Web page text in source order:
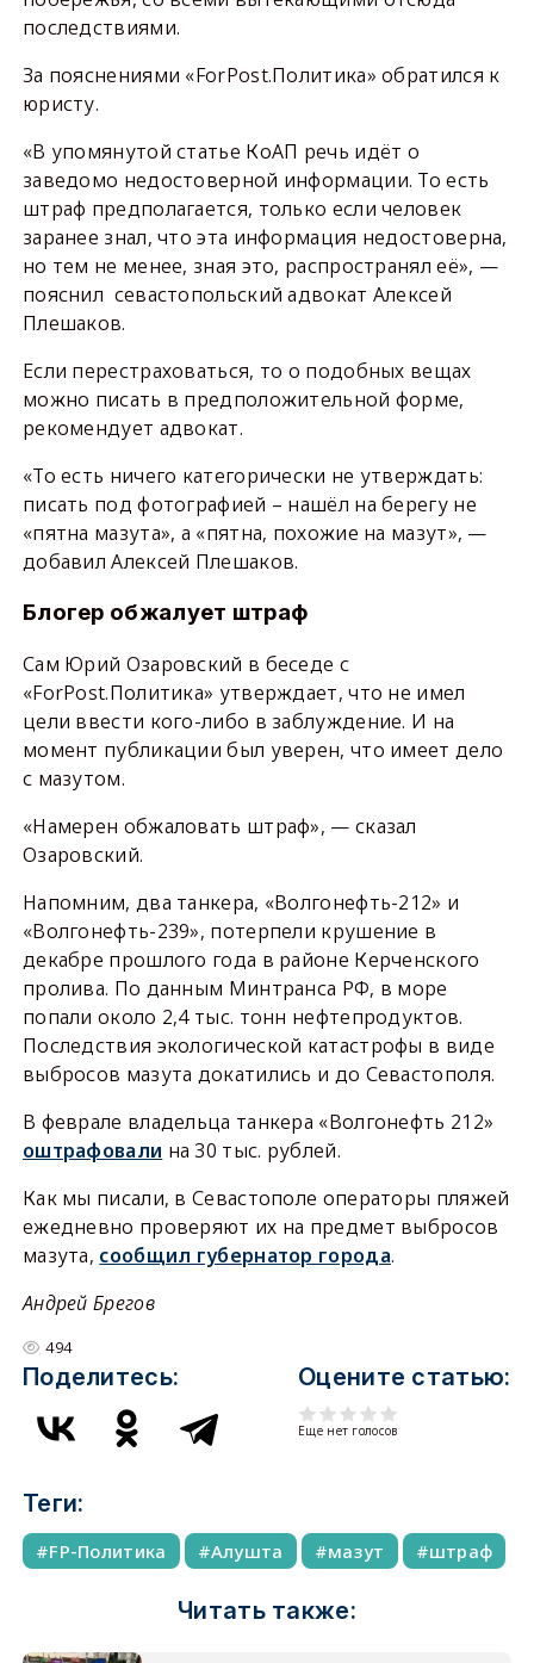
последствиями.
За пояснениями «ForPost.Политика» обратился к
юристу.
«В упомянутой статье КоАП речь идёт о
заведомо недостоверной информации. То есть
штраф предполагается, только если человек
заранее знал, что эта информация недостоверна,
но тем не менее, зная это, распространял её», —
пояснил севастопольский адвокат Алексей
Плешаков.
Если перестраховаться, то о подобных вещах
можно писать в предположительной форме,
рекомендует адвокат.
«То есть ничего категорически не утверждать:
писать под фотографией – нашёл на берегу не
«пятна мазута», а «пятна, похожие на мазут», —
добавил Алексей Плешаков.
Блогер обжалует штраф
Сам Юрий Озаровский в беседе с
«ForPost.Политика» утверждает, что не имел
цели ввести кого-либо в заблуждение. И на
момент публикации был уверен, что имеет дело
с мазутом.
«Намерен обжаловать штраф», — сказал
Озаровский.
Напомним, два танкера, «Волгонефть-212» и
«Волгонефть-239», потерпели крушение в
декабре прошлого года в районе Керченского
пролива. По данным Минтранса РФ, в море
попали около 2,4 тыс. тонн нефтепродуктов.
Последствия экологической катастрофы в виде
выбросов мазута докатились и до Севастополя.
В феврале владельца танкера «Волгонефть 212»
оштрафовали на 30 тыс. рублей.
Как мы писали, в Севастополе операторы пляжей
ежедневно проверяют их на предмет выбросов
мазута, сообщил губернатор города.
Андрей Брегов
494
Поделитесь: Оцените статью:
Еще нет голосов
Теги:
FP-Политика Алушта мазут штраф
Читать также: